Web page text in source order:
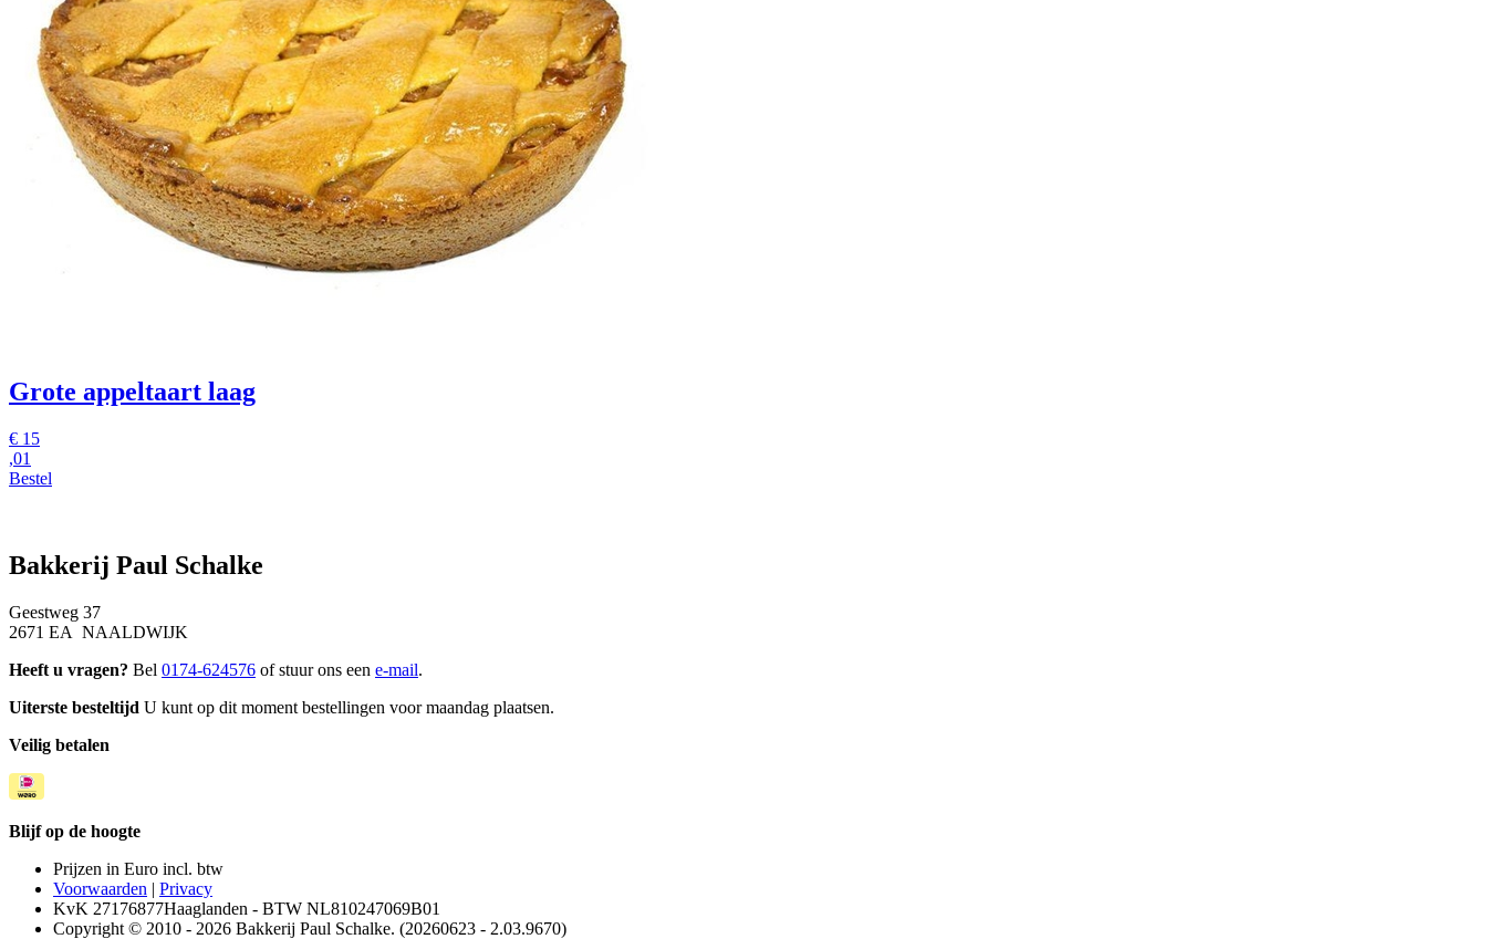
Grote appeltaart laag
€ 15
,01
Bestel
Bakkerij Paul Schalke
Geestweg 37
2671 EA NAALDWIJK
Heeft u vragen? Bel 0174-624576 of stuur ons een e-mail.
Uiterste besteltijd U kunt op dit moment bestellingen voor maandag plaatsen.
Veilig betalen
Blijf op de hoogte
Prijzen in Euro incl. btw
Voorwaarden | Privacy
KvK 27176877Haaglanden - BTW NL810247069B01
Copyright © 2010 - 2026 Bakkerij Paul Schalke. (20260623 - 2.03.9670)